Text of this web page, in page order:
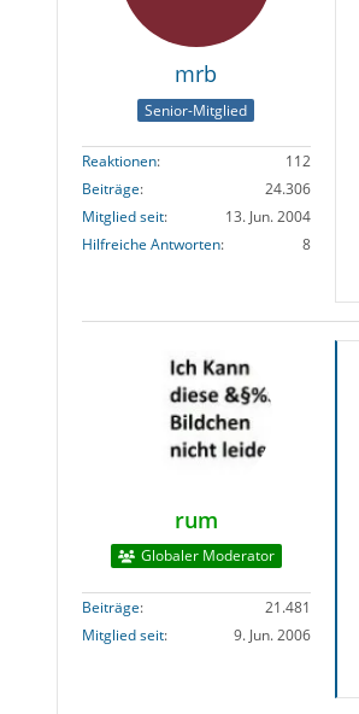
mrb
Senior-Mitglied
Reaktionen
112
Beiträge
24.306
Mitglied seit
13. Jun. 2004
Hilfreiche Antworten
8
rum
Globaler Moderator
Beiträge
21.481
Mitglied seit
9. Jun. 2006